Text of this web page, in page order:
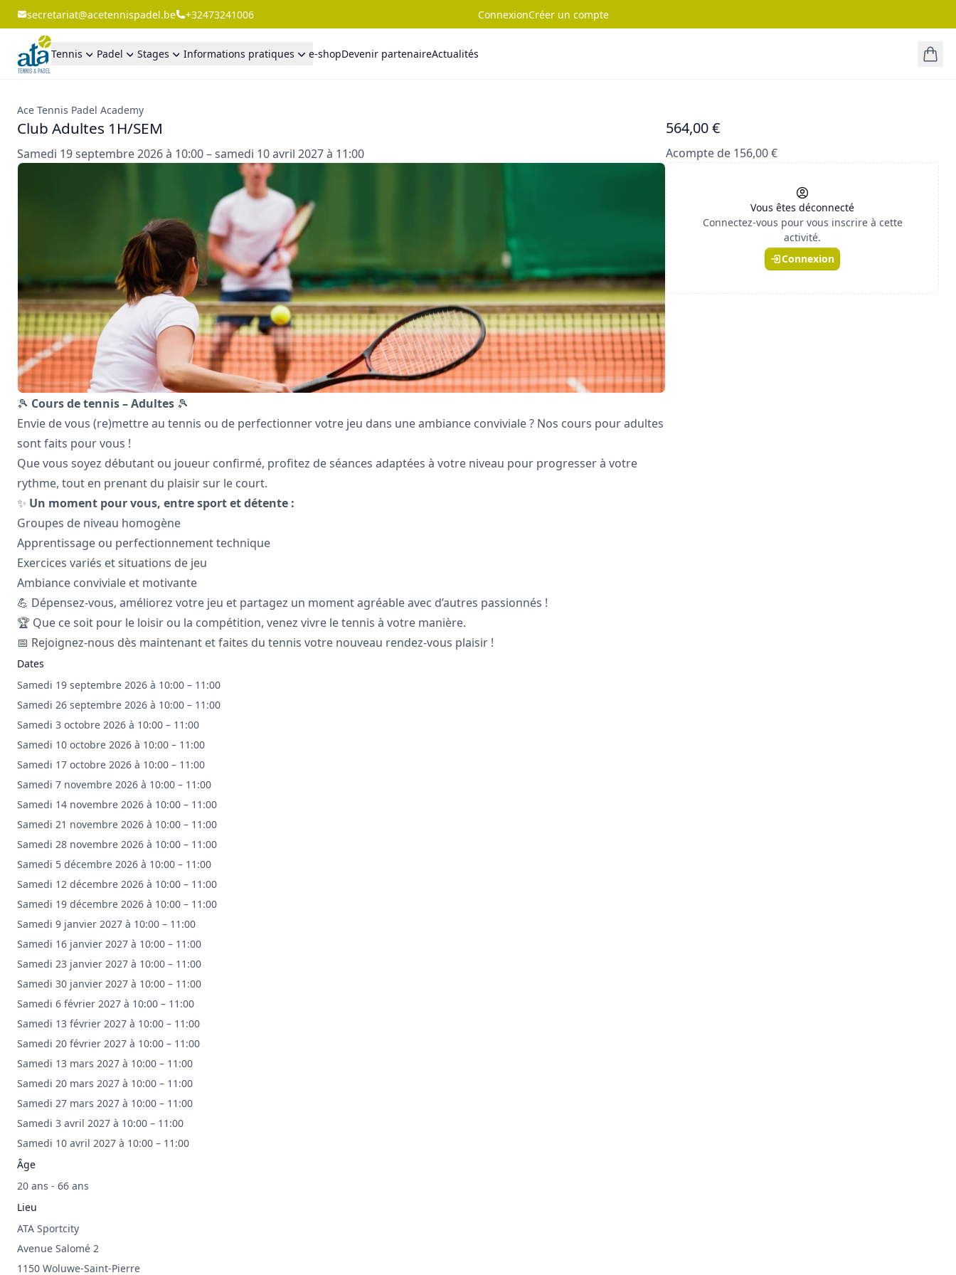
secretariat@acetennispadel.be +32473241006 ConnexionCréer un compte
Tennis Padel Stages Informations pratiques e-shopDevenir partenaireActualités
Ace Tennis Padel Academy
Club Adultes 1H/SEM
Samedi 19 septembre 2026 à 10:00 – samedi 10 avril 2027 à 11:00
564,00 €
Acompte de 156,00 €
🎾 Cours de tennis – Adultes 🎾
Envie de vous (re)mettre au tennis ou de perfectionner votre jeu dans une ambiance conviviale ? Nos cours pour adultes
sont faits pour vous !
Que vous soyez débutant ou joueur confirmé, profitez de séances adaptées à votre niveau pour progresser à votre
rythme, tout en prenant du plaisir sur le court.
✨ Un moment pour vous, entre sport et détente :
Groupes de niveau homogène
Apprentissage ou perfectionnement technique
Exercices variés et situations de jeu
Ambiance conviviale et motivante
💪 Dépensez-vous, améliorez votre jeu et partagez un moment agréable avec d’autres passionnés !
🏆 Que ce soit pour le loisir ou la compétition, venez vivre le tennis à votre manière.
📅 Rejoignez-nous dès maintenant et faites du tennis votre nouveau rendez-vous plaisir !
Dates
Samedi 19 septembre 2026 à 10:00 – 11:00
Samedi 26 septembre 2026 à 10:00 – 11:00
Samedi 3 octobre 2026 à 10:00 – 11:00
Samedi 10 octobre 2026 à 10:00 – 11:00
Samedi 17 octobre 2026 à 10:00 – 11:00
Samedi 7 novembre 2026 à 10:00 – 11:00
Samedi 14 novembre 2026 à 10:00 – 11:00
Samedi 21 novembre 2026 à 10:00 – 11:00
Samedi 28 novembre 2026 à 10:00 – 11:00
Samedi 5 décembre 2026 à 10:00 – 11:00
Samedi 12 décembre 2026 à 10:00 – 11:00
Samedi 19 décembre 2026 à 10:00 – 11:00
Samedi 9 janvier 2027 à 10:00 – 11:00
Samedi 16 janvier 2027 à 10:00 – 11:00
Samedi 23 janvier 2027 à 10:00 – 11:00
Samedi 30 janvier 2027 à 10:00 – 11:00
Samedi 6 février 2027 à 10:00 – 11:00
Samedi 13 février 2027 à 10:00 – 11:00
Samedi 20 février 2027 à 10:00 – 11:00
Samedi 13 mars 2027 à 10:00 – 11:00
Samedi 20 mars 2027 à 10:00 – 11:00
Samedi 27 mars 2027 à 10:00 – 11:00
Samedi 3 avril 2027 à 10:00 – 11:00
Samedi 10 avril 2027 à 10:00 – 11:00
Âge
20 ans - 66 ans
Lieu
ATA Sportcity
Avenue Salomé 2
1150 Woluwe-Saint-Pierre
Vous êtes déconnecté
Connectez-vous pour vous inscrire à cette
activité.
Connexion